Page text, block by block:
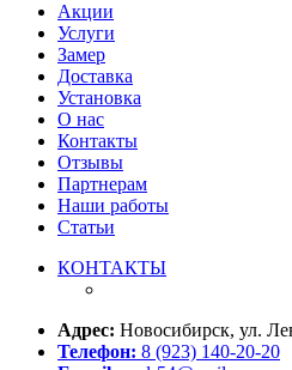
Акции
Услуги
Замер
Доставка
Установка
О нас
Контакты
Отзывы
Партнерам
Наши работы
Статьи
КОНТАКТЫ
Адрес: Новосибирск, ул.
Телефон: 8 (923) 140-20-20